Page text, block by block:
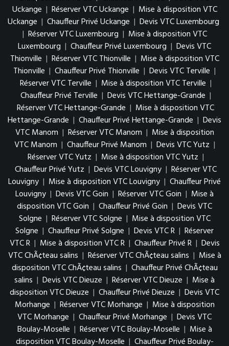
Uckange | Réserver VTC Uckange | Mise à disposition VTC
Uckange | Chauffeur Privé Uckange | Devis VTC Luxembourg
| Réserver VTC Luxembourg | Mise à disposition VTC
Luxembourg | Chauffeur Privé Luxembourg | Devis VTC
Thionville | Réserver VTC Thionville | Mise à disposition VTC
Thionville | Chauffeur Privé Thionville | Devis VTC Terville |
Réserver VTC Terville | Mise à disposition VTC Terville |
Chauffeur Privé Terville | Devis VTC Hettange-Grande |
Réserver VTC Hettange-Grande | Mise à disposition VTC
Hettange-Grande | Chauffeur Privé Hettange-Grande | Devis
VTC Manom | Réserver VTC Manom | Mise à disposition
VTC Manom | Chauffeur Privé Manom | Devis VTC Yutz |
Réserver VTC Yutz | Mise à disposition VTC Yutz |
Chauffeur Privé Yutz | Devis VTC Louvigny | Réserver VTC
Louvigny | Mise à disposition VTC Louvigny | Chauffeur Privé
Louvigny | Devis VTC Goin | Réserver VTC Goin | Mise à
disposition VTC Goin | Chauffeur Privé Goin | Devis VTC
Solgne | Réserver VTC Solgne | Mise à disposition VTC
Solgne | Chauffeur Privé Solgne | Devis VTC R | Réserver
VTC R | Mise à disposition VTC R | Chauffeur Privé R | Devis
VTC ChÃ¢teau salins | Réserver VTC ChÃ¢teau salins | Mise à
disposition VTC ChÃ¢teau salins | Chauffeur Privé ChÃ¢teau
salins | Devis VTC Dieuze | Réserver VTC Dieuze | Mise à
disposition VTC Dieuze | Chauffeur Privé Dieuze | Devis VTC
Morhange | Réserver VTC Morhange | Mise à disposition
VTC Morhange | Chauffeur Privé Morhange | Devis VTC
Boulay-Moselle | Réserver VTC Boulay-Moselle | Mise à
disposition VTC Boulay-Moselle | Chauffeur Privé Boulay-